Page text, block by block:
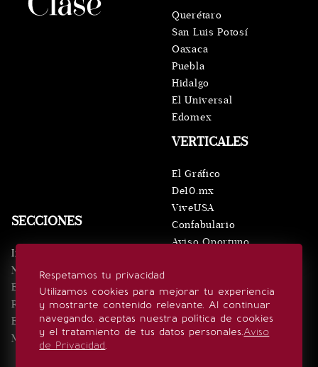
Respetamos tu privacidad
Utilizamos cookies para mejorar tu experiencia
y mostrarte contenido relevante. Al continuar
navegando, aceptas nuestra política de cookies
y el tratamiento de tus datos personales.Aviso
de Privacidad.
SECCIONES
Inicio
Noticias
Eventos
Realeza
Estilo de vida
Minuto x Minuto
VERTICALES
El Gráfico
De10.mx
ViveUSA
Confabulario
Aviso Oportuno
Querétaro
San Luis Potosí
Oaxaca
Puebla
Hidalgo
El Universal
Edomex
SÍGUENOS